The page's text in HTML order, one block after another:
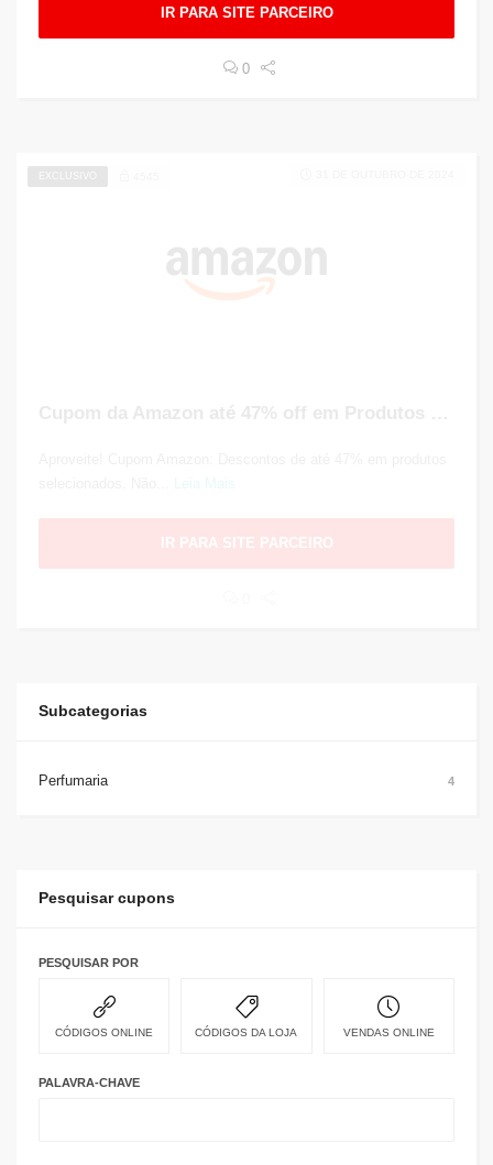
IR PARA SITE PARCEIRO
0
IR PARA SITE PARCEIRO
Subcategorias
Perfumaria 4
Pesquisar cupons
PESQUISAR POR
CÓDIGOS ONLINE CÓDIGOS DA LOJA VENDAS ONLINE
PALAVRA-CHAVE